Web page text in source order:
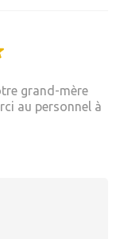
grand-mère
au personnel à